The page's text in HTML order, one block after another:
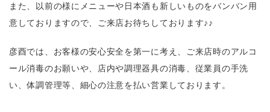
また、以前の様にメニューや日本酒も新しいものをバンバン用
意しておりますので、ご来店お待ちしております♪♪
彦酉では、お客様の安心安全を第一に考え、ご来店時のアルコ
ール消毒のお願いや、店内や調理器具の消毒、従業員の手洗
い、体調管理等、細心の注意を払い営業しております。